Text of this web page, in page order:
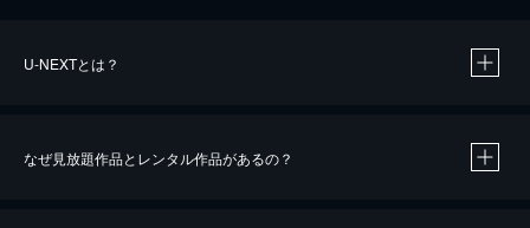
U-NEXTとは？
なぜ見放題作品とレンタル作品があるの？